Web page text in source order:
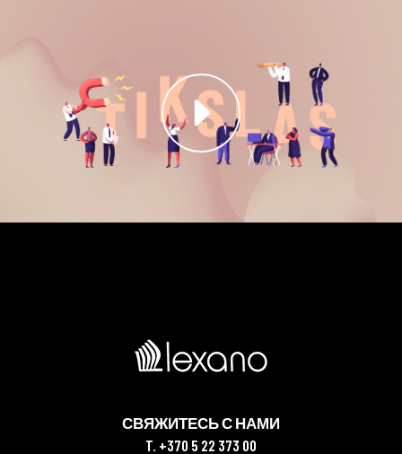
СВЯЖИТЕСЬ С НАМИ
T. +370 5 22 373 00